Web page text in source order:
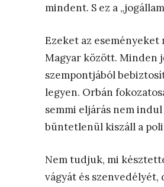
mindent. S ez a
Ezeket az
Magyar között. Minden
szempontjából
legyen. Orbán
semmi eljárás nem
büntetlenül kiszáll a
Nem tudjuk, mi
vágyát és szenvedélyét,